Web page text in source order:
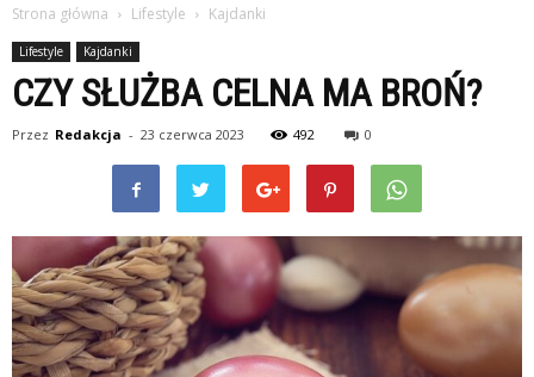
Strona główna Lifestyle Kajdanki
Lifestyle Kajdanki
CZY SŁUŻBA CELNA MA BROŃ?
Przez Redakcja - 23 czerwca 2023 492 0